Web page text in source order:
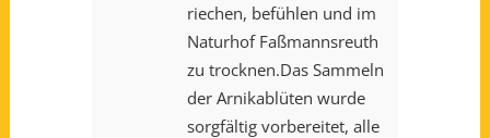
riechen, befühlen und im
Naturhof Faßmannsreuth
zu trocknen.Das Sammeln
der Arnikablüten wurde
sorgfältig vorbereitet, alle